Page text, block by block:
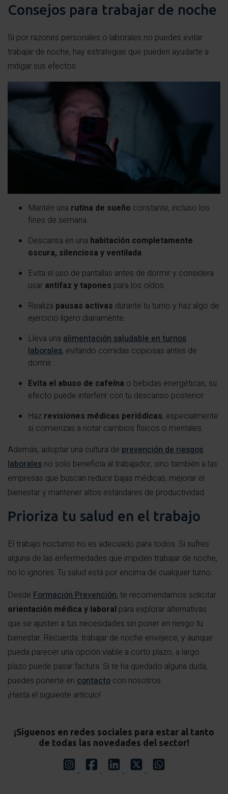
Consejos para trabajar de noche
Si por razones personales o laborales no puedes evitar
trabajar de noche, hay estrategias que pueden ayudarte a
mitigar sus efectos:
Mantén una rutina de sueño constante, incluso los
fines de semana.
Descansa en una habitación completamente
oscura, silenciosa y ventilada.
Evita el uso de pantallas antes de dormir y considera
usar antifaz y tapones para los oídos.
Realiza pausas activas durante tu turno y haz algo de
ejercicio ligero diariamente.
Lleva una alimentación saludable en turnos
laborales, evitando comidas copiosas antes de
dormir.
Evita el abuso de cafeína o bebidas energéticas; su
efecto puede interferir con tu descanso posterior.
Haz revisiones médicas periódicas, especialmente
si comienzas a notar cambios físicos o mentales.
Además, adoptar una cultura de prevención de riesgos
laborales no solo beneficia al trabajador, sino también a las
empresas que buscan reducir bajas médicas, mejorar el
bienestar y mantener altos estándares de productividad.
Prioriza tu salud en el trabajo
El trabajo nocturno no es adecuado para todos. Si sufres
alguna de las enfermedades que impiden trabajar de noche,
no lo ignores. Tu salud está por encima de cualquier turno.
Desde Formación Prevención, te recomendamos solicitar
orientación médica y laboral para explorar alternativas
que se ajusten a tus necesidades sin poner en riesgo tu
bienestar. Recuerda: trabajar de noche envejece, y aunque
pueda parecer una opción viable a corto plazo, a largo
plazo puede pasar factura. Si te ha quedado alguna duda,
puedes ponerte en contacto con nosotros.
¡Hasta el siguiente artículo!
¡Síguenos en redes sociales para estar al tanto
de todas las novedades del sector!